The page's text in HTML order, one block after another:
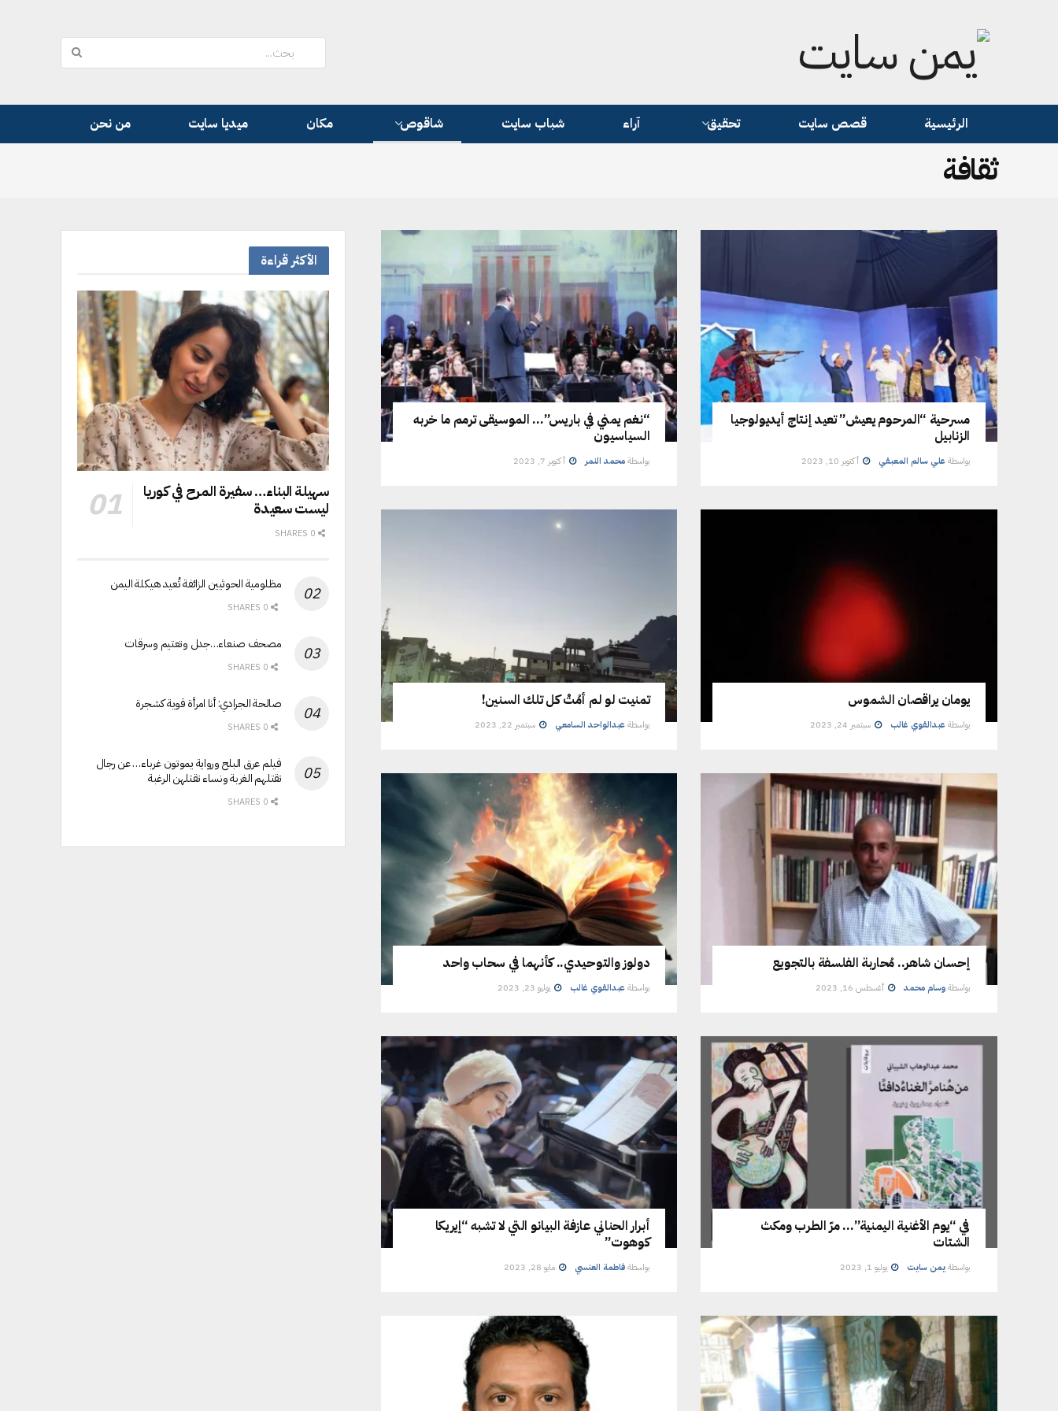
الرئيسية قصص سايت تحقيق آراء شباب سايت شاقوص مكان ميديا سايت من نحن
ثقافة
مسرحية “المرحوم يعيش” تعيد إنتاج أيديولوجيا
الزنابيل
بواسطةعلي سالم المعبقي أكتوبر 10, 2023
“نغم يمني في باريس”… الموسيقى ترمم ما خربه
السياسيون
بواسطةمحمد النمر أكتوبر 7, 2023
يومان يراقصان الشموس
بواسطةعبدالقوي غالب سبتمبر 24, 2023
تمنيت لو لم أمُتْ كل تلك السنين!
بواسطةعبدالواحد السامعي سبتمبر 22, 2023
إحسان شاهر.. مُحاربة الفلسفة بالتجويع
بواسطةوسام محمد أغسطس 16, 2023
دولوز والتوحيدي.. كأنهما في سحاب واحد
بواسطةعبدالقوي غالب يوليو 23, 2023
في “يوم الأغنية اليمنية”… مرّ الطرب ومكث
الشتات
بواسطةيمن سايت يوليو 1, 2023
أبرار الحناني عازفة البيانو التي لا تشبه “إيريكا
كوهوت”
بواسطةفاطمة العنسي مايو 28, 2023
الأكثر قراءة
سهيلة البناء… سفيرة المرح في كوريا
ليست سعيدة
مظلومية الحوثيين الزائفة تُعيد هيكلة اليمن
مصحف صنعاء…جدل وتعتيم وسرقات
صالحة الجرادي: أنا امرأة قوية كشجرة
فيلم عرق البلح ورواية يموتون غرباء… عن رجال
تقتلهم الغربة ونساء تقتلهن الرغبة